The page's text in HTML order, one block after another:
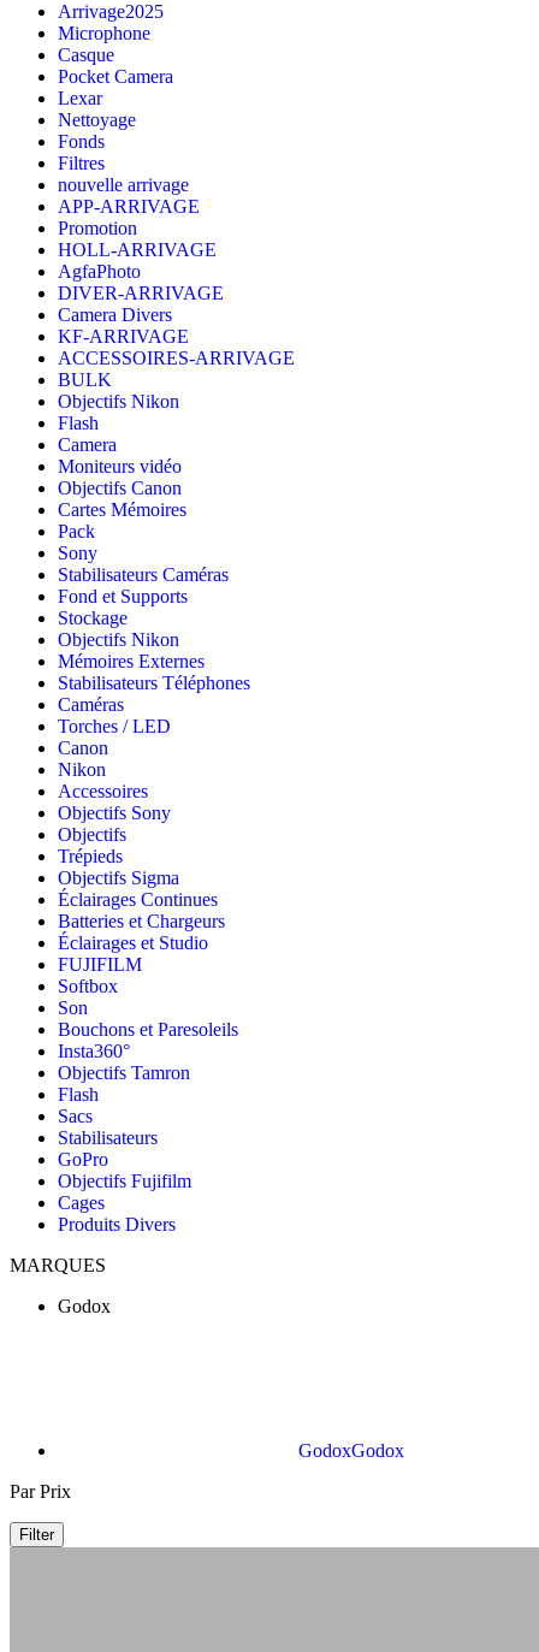
Arrivage2025
Microphone
Casque
Pocket Camera
Lexar
Nettoyage
Fonds
Filtres
nouvelle arrivage
APP-ARRIVAGE
Promotion
HOLL-ARRIVAGE
AgfaPhoto
DIVER-ARRIVAGE
Camera Divers
KF-ARRIVAGE
ACCESSOIRES-ARRIVAGE
BULK
Objectifs Nikon
Flash
Camera
Moniteurs vidéo
Objectifs Canon
Cartes Mémoires
Pack
Sony
Stabilisateurs Caméras
Fond et Supports
Stockage
Objectifs Nikon
Mémoires Externes
Stabilisateurs Téléphones
Caméras
Torches / LED
Canon
Nikon
Accessoires
Objectifs Sony
Objectifs
Trépieds
Objectifs Sigma
Éclairages Continues
Batteries et Chargeurs
Éclairages et Studio
FUJIFILM
Softbox
Son
Bouchons et Paresoleils
Insta360°
Objectifs Tamron
Flash
Sacs
Stabilisateurs
GoPro
Objectifs Fujifilm
Cages
Produits Divers
MARQUES
Godox
GodoxGodox
Par Prix
Filter